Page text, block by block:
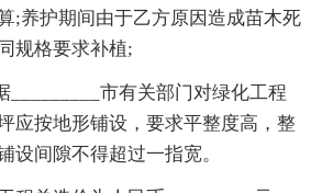
;养护期间由于乙方原因造成苗木死
规格要求补植;
_________市有关部门对绿化工程
应按地形铺设，要求平整度高，整
设间隙不得超过一指宽。